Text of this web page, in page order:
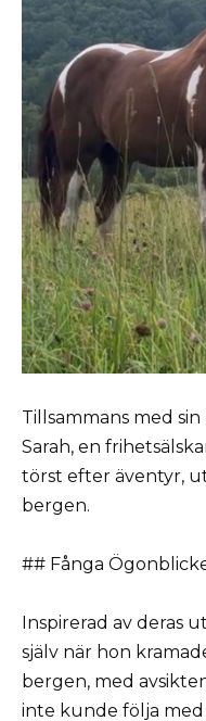
Tillsammans med
Sarah, en
törst efter äventyr,
bergen.
## Fånga
Inspirerad av deras
själv när hon
bergen, med
inte kunde följa